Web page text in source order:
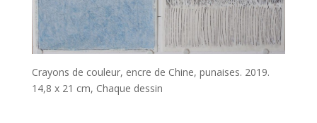
Crayons de couleur, encre de Chine, punaises. 2019.
14,8 x 21 cm, Chaque dessin